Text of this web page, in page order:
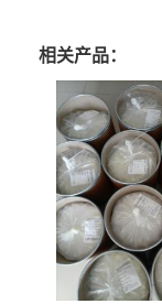
相关产品：